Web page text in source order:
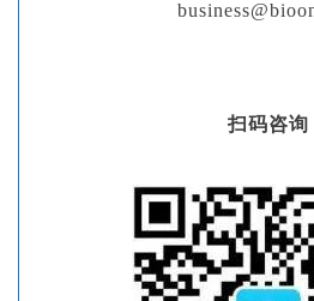
扫码咨询